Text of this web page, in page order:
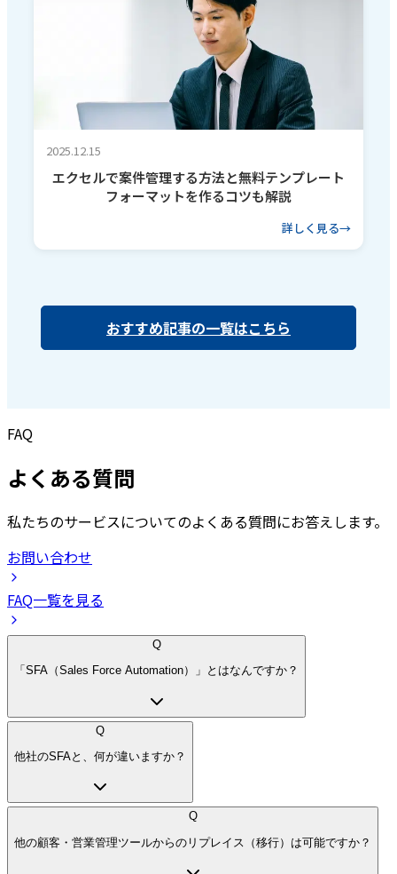
2025.12.15
エクセルで案件管理する方法と無料テンプレート
フォーマットを作るコツも解説
詳しく見る
おすすめ記事の一覧はこちら
FAQ
よくある質問
私たちのサービスについてのよくある質問にお答えします。
お問い合わせ
FAQ一覧を見る
Q
「SFA（Sales Force Automation）」とはなんですか？
Q
他社のSFAと、何が違いますか？
Q
他の顧客・営業管理ツールからのリプレイス（移行）は可能ですか？